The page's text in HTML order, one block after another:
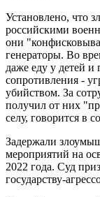
Установлено, что
российскими
они
генераторы. Во
даже еду у детей и
сопротивления -
убийством. За
получил от них
селу, говорится в
Задержали
мероприятий на
2022 года. Суд
государству-